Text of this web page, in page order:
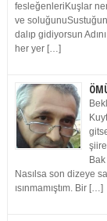
fesleğenleriKuşlar
ve
dalıp gidiyorsun
her yer […]
Nasılsa son dizeye
ısınmamıştım. Bir […]